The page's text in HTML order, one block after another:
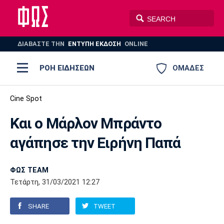
ΔΙΑΒΑΣΤΕ THN ΕΝΤΥΠΗ ΕΚΔΟΣΗ ONLINE
ΟΜΑΔΕΣ
ΡΟΗ ΕΙΔΗΣΕΩΝ
ΠΟΔΟΣΦΑΙΡΟ
ΠΟΛΟ
AUTO-MOTO
Ποδόσφαιρο
Super League 1
Super League 2
Γ Εθνική
Ελλάδα
Μπάσκετ
Ελλάδα
Εθνική
EuroLeague
Ολυμπιακοί Αγώνες
Βόλεϊ
Πόλο
Ολυμπιακός ΑΕΚ ΠΑΟΚ
Παναθηναϊκός Ατρόμητος
Cine Spot
Και ο Μάρλον Μπράντο
αγάπησε την Ειρήνη Παπά
ΦΩΣ TEAM
Τετάρτη, 31/03/2021 12:27
SHARE TWEET